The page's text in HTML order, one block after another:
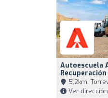
Autoescuela
5,2km,
Ver